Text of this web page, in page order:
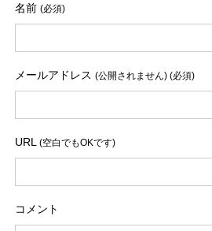
名前 (必須)
メールアドレス (公開されません) (必須)
URL (空白でもOKです)
コメント